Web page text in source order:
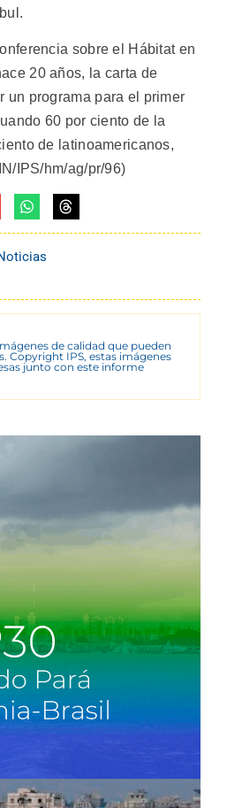
sobre el Hábitat en
20 años, la carta de
un programa para el primer
60 por ciento de la
de latinoamericanos,
IPS/hm/ag/pr/96)
de calidad que pueden
Copyright IPS, estas imágenes
junto con este informe